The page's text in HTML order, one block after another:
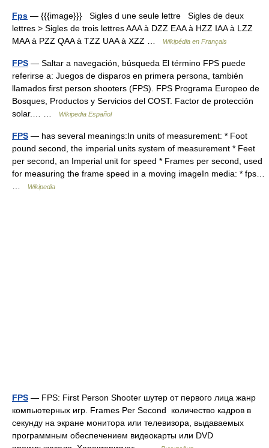
Fps — {{{image}}} Sigles d une seule lettre Sigles de deux
lettres > Sigles de trois lettres AAA à DZZ EAA à HZZ IAA à LZZ
MAA à PZZ QAA à TZZ UAA à XZZ …
Wikipédia en Français
FPS — Saltar a navegación, búsqueda El término FPS puede
referirse a: Juegos de disparos en primera persona, también
llamados first person shooters (FPS). FPS Programa Europeo de
Bosques, Productos y Servicios del COST. Factor de protección
solar.… …
Wikipedia Español
FPS — has several meanings:In units of measurement: * Foot
pound second, the imperial units system of measurement * Feet
per second, an Imperial unit for speed * Frames per second, used
for measuring the frame speed in a moving imageIn media: * fps…
Wikipedia
FPS — FPS: First Person Shooter шутер от первого лица жанр
компьютерных игр. Frames Per Second количество кадров в
секунду на экране монитора или телевизора, выдаваемых
программным обеспечением видеокарты или DVD